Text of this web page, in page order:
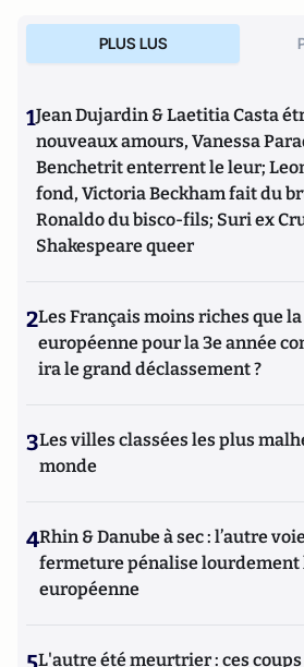
PLUS LUS
1Jean Dujardin & Laetitia Casta
nouveaux amours, Vanessa
Benchetrit enterrent le leur;
fond, Victoria Beckham fait du
Ronaldo du bisco-fils; Suri ex
Shakespeare queer
2Les Français moins riches que
européenne pour la 3e année
ira le grand déclassement ?
3Les villes classées les plus
monde
4Rhin & Danube à sec : l’autre
fermeture pénalise lourdement
européenne
L'autre été meurtrier : ces